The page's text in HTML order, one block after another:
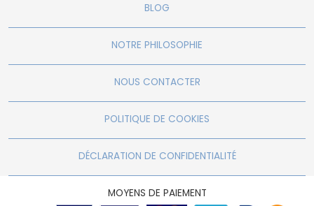
BLOG
NOTRE PHILOSOPHIE
NOUS CONTACTER
POLITIQUE DE COOKIES
DÉCLARATION DE CONFIDENTIALITÉ
MOYENS DE PAIEMENT